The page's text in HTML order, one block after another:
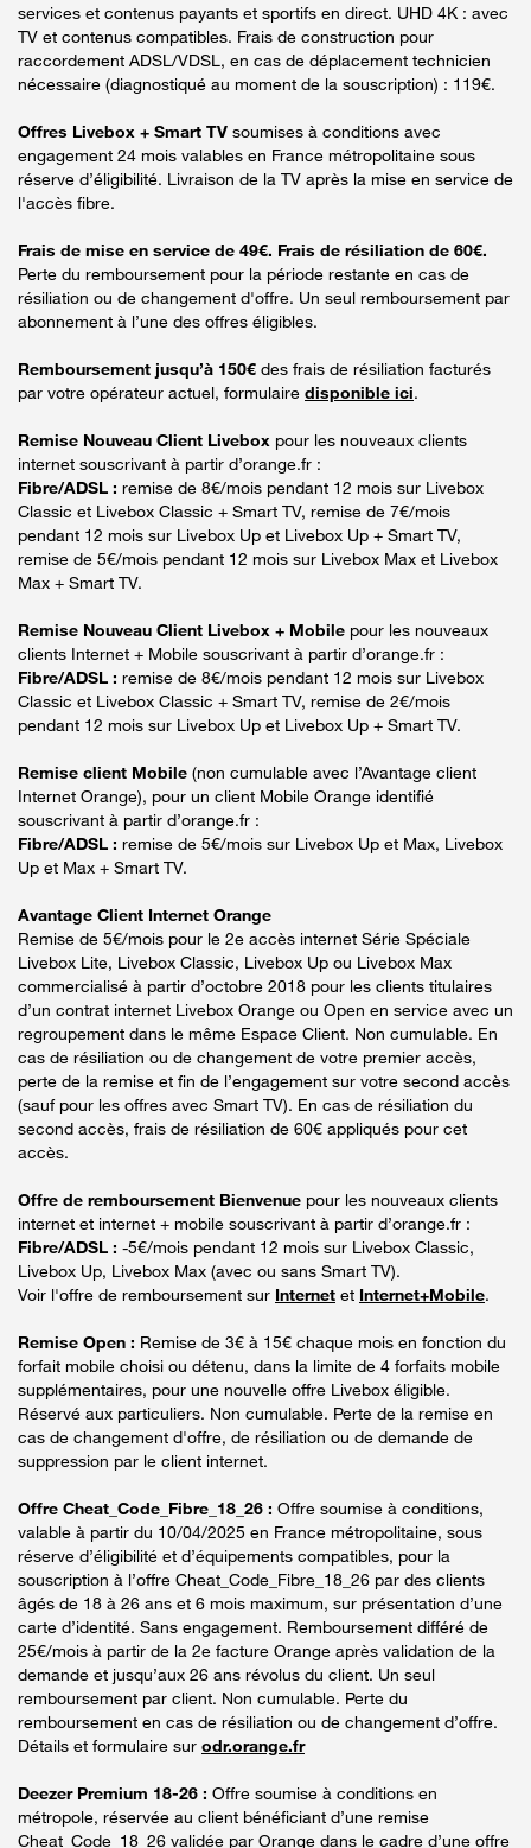
services et contenus payants et sportifs en direct. UHD 4K : avec
TV et contenus compatibles. Frais de construction pour
raccordement ADSL/VDSL, en cas de déplacement technicien
nécessaire (diagnostiqué au moment de la souscription) : 119€.
Offres Livebox + Smart TV soumises à conditions avec
engagement 24 mois valables en France métropolitaine sous
réserve d’éligibilité. Livraison de la TV après la mise en service de
l'accès fibre.
Frais de mise en service de 49€. Frais de résiliation de 60€.
Perte du remboursement pour la période restante en cas de
résiliation ou de changement d'offre. Un seul remboursement par
abonnement à l’une des offres éligibles.
Remboursement jusqu’à 150€ des frais de résiliation facturés
par votre opérateur actuel, formulaire disponible ici.
Remise Nouveau Client Livebox pour les nouveaux clients
internet souscrivant à partir d’orange.fr :
Fibre/ADSL : remise de 8€/mois pendant 12 mois sur Livebox
Classic et Livebox Classic + Smart TV, remise de 7€/mois
pendant 12 mois sur Livebox Up et Livebox Up + Smart TV,
remise de 5€/mois pendant 12 mois sur Livebox Max et Livebox
Max + Smart TV.
Remise Nouveau Client Livebox + Mobile pour les nouveaux
clients Internet + Mobile souscrivant à partir d’orange.fr :
Fibre/ADSL : remise de 8€/mois pendant 12 mois sur Livebox
Classic et Livebox Classic + Smart TV, remise de 2€/mois
pendant 12 mois sur Livebox Up et Livebox Up + Smart TV.
Remise client Mobile (non cumulable avec l’Avantage client
Internet Orange), pour un client Mobile Orange identifié
souscrivant à partir d’orange.fr :
Fibre/ADSL : remise de 5€/mois sur Livebox Up et Max, Livebox
Up et Max + Smart TV.
Avantage Client Internet Orange
Remise de 5€/mois pour le 2e accès internet Série Spéciale
Livebox Lite, Livebox Classic, Livebox Up ou Livebox Max
commercialisé à partir d’octobre 2018 pour les clients titulaires
d’un contrat internet Livebox Orange ou Open en service avec un
regroupement dans le même Espace Client. Non cumulable. En
cas de résiliation ou de changement de votre premier accès,
perte de la remise et fin de l’engagement sur votre second accès
(sauf pour les offres avec Smart TV). En cas de résiliation du
second accès, frais de résiliation de 60€ appliqués pour cet
accès.
Offre de remboursement Bienvenue pour les nouveaux clients
internet et internet + mobile souscrivant à partir d’orange.fr :
Fibre/ADSL : -5€/mois pendant 12 mois sur Livebox Classic,
Livebox Up, Livebox Max (avec ou sans Smart TV).
Voir l'offre de remboursement sur Internet et Internet+Mobile.
Remise Open : Remise de 3€ à 15€ chaque mois en fonction du
forfait mobile choisi ou détenu, dans la limite de 4 forfaits mobile
supplémentaires, pour une nouvelle offre Livebox éligible.
Réservé aux particuliers. Non cumulable. Perte de la remise en
cas de changement d'offre, de résiliation ou de demande de
suppression par le client internet.
Offre Cheat_Code_Fibre_18_26 : Offre soumise à conditions,
valable à partir du 10/04/2025 en France métropolitaine, sous
réserve d’éligibilité et d’équipements compatibles, pour la
souscription à l’offre Cheat_Code_Fibre_18_26 par des clients
âgés de 18 à 26 ans et 6 mois maximum, sur présentation d’une
carte d’identité. Sans engagement. Remboursement différé de
25€/mois à partir de la 2e facture Orange après validation de la
demande et jusqu’aux 26 ans révolus du client. Un seul
remboursement par client. Non cumulable. Perte du
remboursement en cas de résiliation ou de changement d’offre.
Détails et formulaire sur odr.orange.fr
Deezer Premium 18-26 : Offre soumise à conditions en
métropole, réservée au client bénéficiant d’une remise
Cheat_Code_18_26 validée par Orange dans le cadre d’une offre